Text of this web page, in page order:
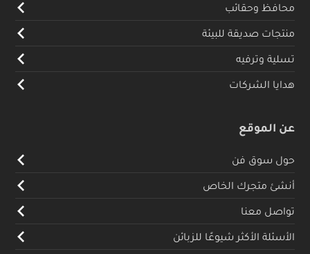
محافظ وحقائب
منتجات صديقة للبيئة
تسلية وترفيه
هدايا الشركات
عن الموقع
حول سوق فن
أنشئ متجرك الخاص
تواصل معنا
الأسئلة الأكثر شيوعًا للزبائن